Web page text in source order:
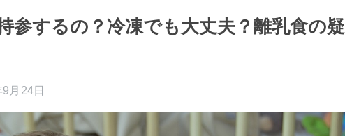
参するの？冷凍でも大丈夫？離乳食の疑
月24日